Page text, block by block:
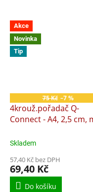
Akce
Novinka
Tip
75 Kč –7 %
4krouž.pořadač Q-
Connect - A4, 2,5 cm,
Skladem
57,40 Kč bez DPH
69,40 Kč
Do košíku